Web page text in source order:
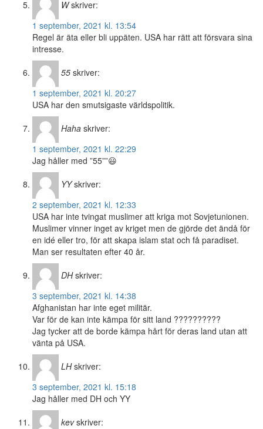
W skriver:
1 september, 2021 kl. 13:54
Regel är äta eller bli uppäten. USA har rätt att försvara sina
intresse.
55 skriver:
1 september, 2021 kl. 20:27
USA har den smutsigaste världspolitik.
Haha skriver:
1 september, 2021 kl. 22:29
Jag håller med ”55””😃
YY skriver:
2 september, 2021 kl. 12:33
USA har inte tvingat muslimer att kriga mot Sovjetunionen.
Muslimer vinner inget av kriget men de gjörde det ändå för
en idé eller tro, för att skapa islam stat och få paradiset.
Man ser resultaten efter 40 år.
DH skriver:
3 september, 2021 kl. 14:38
Afghanistan har inte eget militär.
Var för de kan inte kämpa för sitt land ??????????
Jag tycker att de borde kämpa hårt för deras land utan att
vänta på USA.
LH skriver:
3 september, 2021 kl. 15:18
Jag håller med DH och YY
kev skriver: